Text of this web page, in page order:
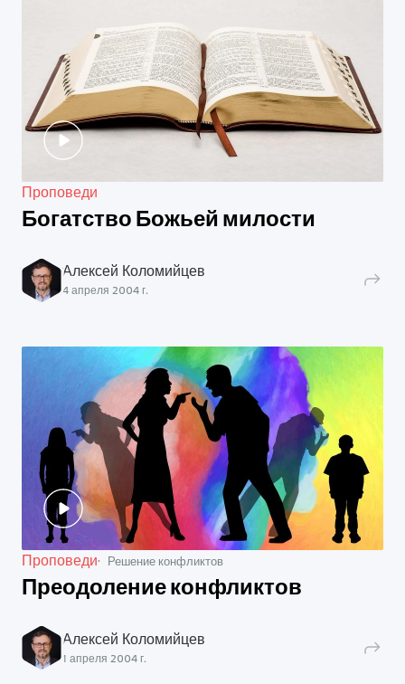
Проповеди
Богатство Божьей милости
Алексей Коломийцев
4 апреля 2004 г.
Проповеди Решение конфликтов
Преодоление конфликтов
Алексей Коломийцев
1 апреля 2004 г.